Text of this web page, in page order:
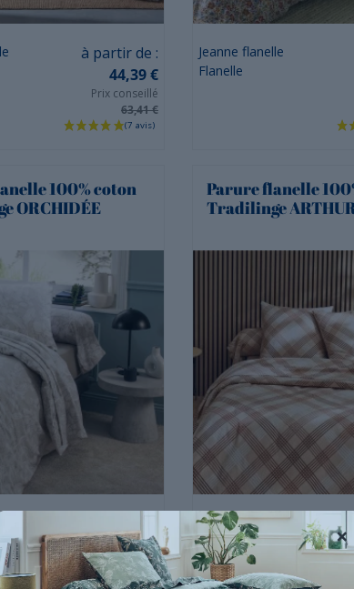
à partir de :
Prix
44,39 €
Prix conseillé
63,41 €
Jeanne flanelle
Flanelle
100% coton
ORCHIDÉE
73,02 €
Prix conseillé
104,31 €
Parure flanelle
Tradilinge
Arthur flanelle
Flanelle
×